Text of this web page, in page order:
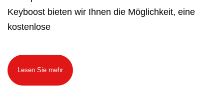
Keyboost bieten wir Ihnen die Möglichkeit, eine
kostenlose
Lesen Sie mehr